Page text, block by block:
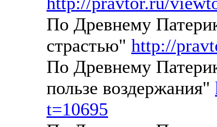
По Древнему
страстью" http://
По Древнему
пользе воздержания"
t=10695